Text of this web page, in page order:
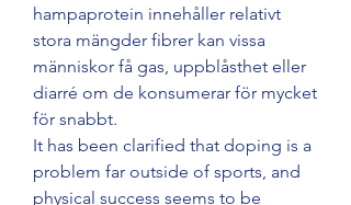
hampaprotein innehåller relativt
stora mängder fibrer kan vissa
människor få gas, uppblåsthet eller
diarré om de konsumerar för mycket
för snabbt.
It has been clarified that doping is a
problem far outside of sports, and
physical success seems to be